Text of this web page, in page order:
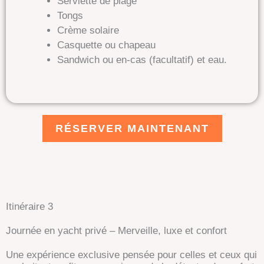
Tongs
Crème solaire
Casquette ou chapeau
Sandwich ou en-cas (facultatif) et eau.
RÉSERVER MAINTENANT
Itinéraire 3
Journée en yacht privé – Merveille, luxe et confort
Une expérience exclusive pensée pour celles et ceux qui